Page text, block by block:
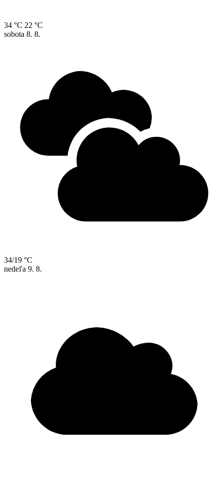
34 °C 22 °C
sobota 8. 8.
34/19 °C
nedeľa 9. 8.